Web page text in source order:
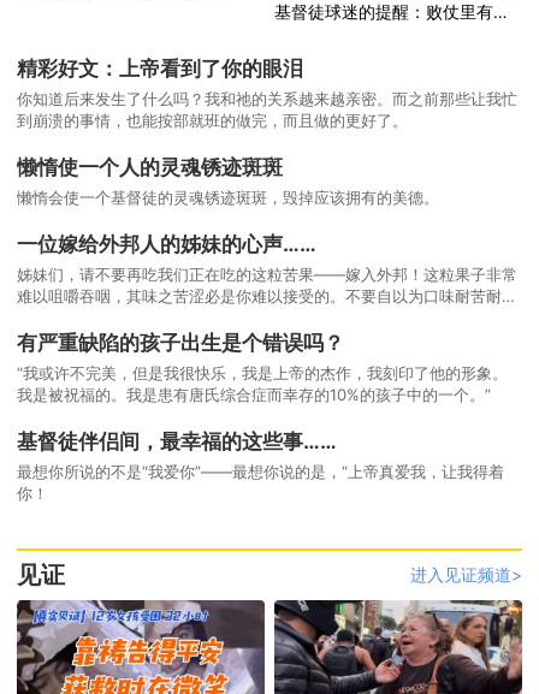
基督徒球迷的提醒：败仗里有神
精彩好文：上帝看到了你的眼泪
你知道后来发生了什么吗？我和祂的关系越来越亲密。而之前那些让我忙
到崩溃的事情，也能按部就班的做完，而且做的更好了。
懒惰使一个人的灵魂锈迹斑斑
懒惰会使一个基督徒的灵魂锈迹斑斑，毁掉应该拥有的美德。
一位嫁给外邦人的姊妹的心声……
姊妹们，请不要再吃我们正在吃的这粒苦果——嫁入外邦！这粒果子非常
难以咀嚼吞咽，其味之苦涩必是你难以接受的。不要自以为口味耐苦耐
有严重缺陷的孩子出生是个错误吗？
“我或许不完美，但是我很快乐，我是上帝的杰作，我刻印了他的形象。
我是被祝福的。我是患有唐氏综合症而幸存的10%的孩子中的一个。”
基督徒伴侣间，最幸福的这些事……
最想你所说的不是“我爱你”——最想你说的是，“上帝真爱我，让我得着
你！
见证 进入见证频道>